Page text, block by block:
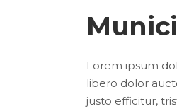
Lorem ipsum
libero dolor
justo efficitur,